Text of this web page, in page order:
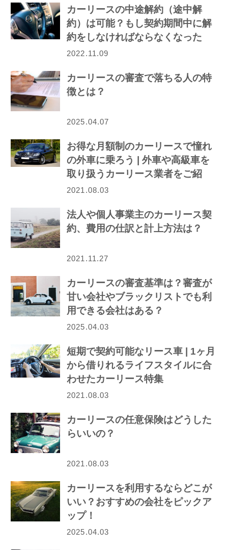
カーリースの中途解約（途中解
約）は可能？もし契約期間中に解
約をしなければならなくなった
ら…
2022.11.09
カーリースの審査で落ちる人の特
徴とは？
2025.04.07
お得な月額制のカーリースで憧れ
の外車に乗ろう | 外車や高級車を
取り扱うカーリース業者をご紹
介！
2021.08.03
法人や個人事業主のカーリース契
約、費用の仕訳と計上方法は？
2021.11.27
カーリースの審査基準は？審査が
甘い会社やブラックリストでも利
用できる会社はある？
2025.04.03
短期で契約可能なリース車 | 1ヶ月
から借りれるライフスタイルに合
わせたカーリース特集
2021.08.03
カーリースの任意保険はどうした
らいいの？
2021.08.03
カーリースを利用するならどこが
いい？おすすめの会社をピックア
ップ！
2025.04.03